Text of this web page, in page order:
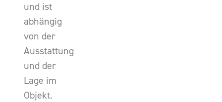
und ist
abhängig
von der
Ausstattung
und der
Lage im
Objekt.